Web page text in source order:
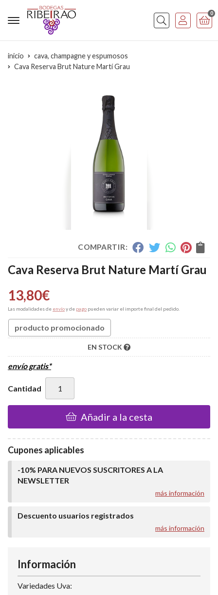
Buscar
0
inicio
cava, champagne y espumosos
Cava Reserva Brut Nature Martí Grau
COMPARTIR:
Cava Reserva Brut Nature Martí Grau
13,80€
Las modalidades de envíoy de pago pueden variar el importe final del pedido.
producto promocionado
EN STOCK
envío gratis*
Cantidad
Añadir a la cesta
Cupones aplicables
-10% PARA NUEVOS SUSCRITORES A LA
NEWSLETTER
más información
Descuento usuarios registrados
más información
Información
Variedades Uva: